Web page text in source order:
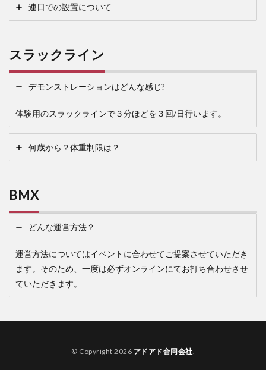
連日での設置について
スラックライン
デモンストレーションはどんな感じ?
体験用のスラックラインで３分ほどを３回/日行います。
何歳から？体重制限は？
BMX
どんな運営方法？
運営方法についてはイベントに合わせてご提案させていただき
ます。そのため、一度は必ずオンラインにてお打ち合わせさせ
ていただきます。
© Copyright 2026 アドアド合同会社.